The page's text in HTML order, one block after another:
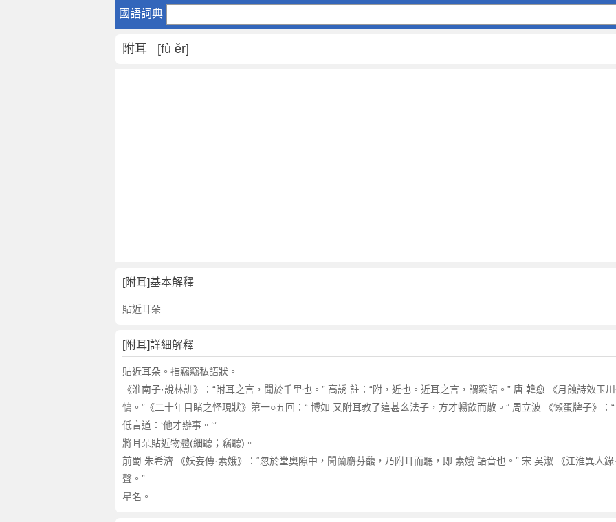
國語詞典
附
是
什
反
義
詞
義
詞
附
耳
的
意
思
附
耳
附耳 [fù ěr]
[附耳]基本解釋
貼近耳朵
[附耳]詳細解釋
貼近耳朵。指竊竊私語狀。
《淮南子·說林訓》：“附耳之言，聞於千里也。” 高誘 註：“附，近也。近耳之言，謂竊語。” 唐 韓愈 《月蝕詩效玉
慵。”《二十年目睹之怪現狀》第一○五回：“ 博如 又附耳教了這甚么法子，方才暢飲而散。” 周立波 《懶蛋牌子》
低言道：‘他才辦事。’”
將耳朵貼近物體(細聽；竊聽)。
前蜀 朱希濟 《妖妄傳·素娥》：“忽於堂奧隙中，聞蘭麝芬馥，乃附耳而聽，即 素娥 語音也。” 宋 吳淑 《江淮異人
聲。”
星名。